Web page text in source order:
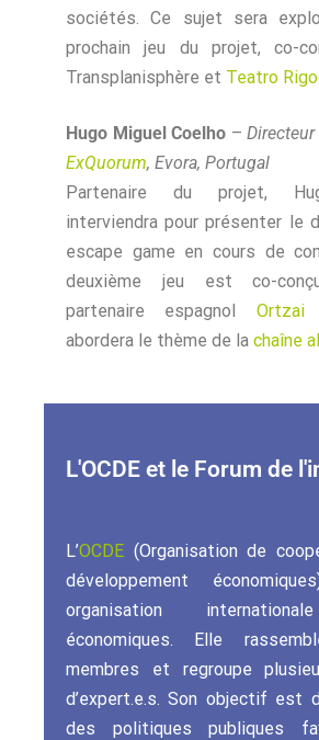
sociétés. Ce sujet sera
prochain jeu du projet, co-
Transplanisphère et Teatro
Hugo Miguel Coelho –
ExQuorum, Evora, Portugal
Partenaire du projet,
interviendra pour présenter le
escape game en cours de
deuxième jeu est co-
partenaire espagnol Ortzai
abordera le thème de la chaîne
L'OCDE et le Forum de
L’OCDE (Organisation de
développement
organisation
économiques. Elle
membres et regroupe
d’expert.e.s. Son objectif est
des politiques publiques